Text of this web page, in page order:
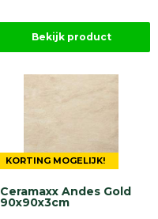
Bekijk product
KORTING MOGELIJK!
Ceramaxx Andes Gold
90x90x3cm